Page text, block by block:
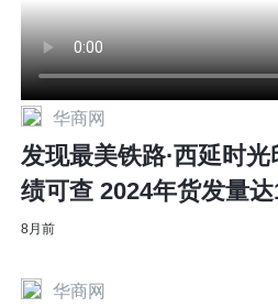
华商网
发现最美铁路·西延时
绩可查 2024年货发量
8月前
华商网